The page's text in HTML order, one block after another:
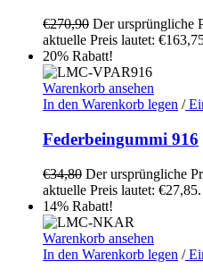
€270,90 Der ursprüngliche
aktuelle Preis lautet:
20% Rabatt!
Warenkorb ansehen
In den Warenkorb legen /
Federbeingummi 916
€34,80 Der ursprüngliche
aktuelle Preis lautet: €27,85.
14% Rabatt!
Warenkorb ansehen
In den Warenkorb legen /